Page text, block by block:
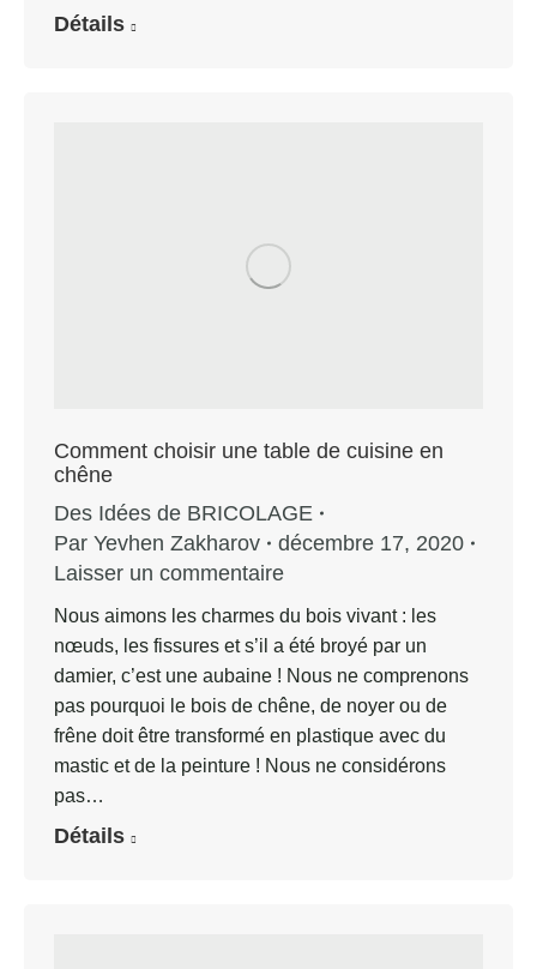
Détails
Comment choisir une table de cuisine en
chêne
Des Idées de BRICOLAGE
Par Yevhen Zakharov
décembre 17, 2020
Laisser un commentaire
Nous aimons les charmes du bois vivant : les
nœuds, les fissures et s’il a été broyé par un
damier, c’est une aubaine ! Nous ne comprenons
pas pourquoi le bois de chêne, de noyer ou de
frêne doit être transformé en plastique avec du
mastic et de la peinture ! Nous ne considérons
pas…
Détails